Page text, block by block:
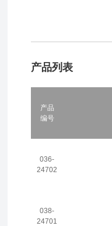
产品列表
产品
编号
036-
24702
038-
24701